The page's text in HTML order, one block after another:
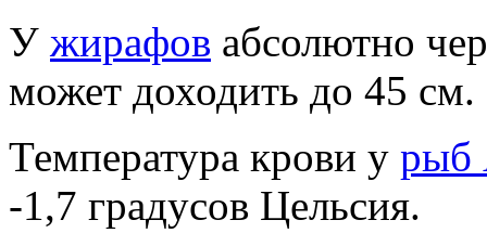
У жирафов абсолютно
может доходить до 45 см.
Температура крови у рыб
-1,7 градусов Цельсия.